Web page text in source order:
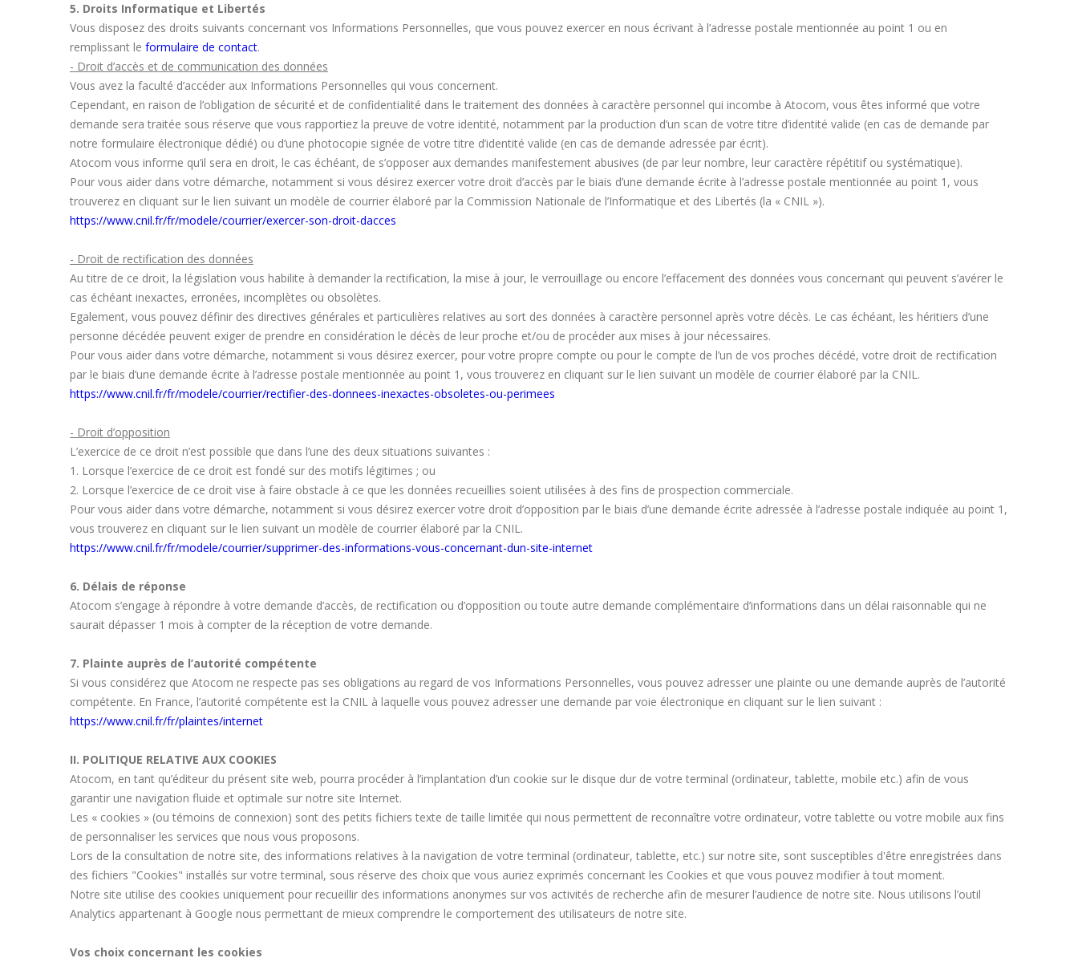
5. Droits Informatique et Libertés
Vous disposez des droits suivants concernant vos Informations Personnelles, que vous pouvez exercer en nous écrivant à l’adresse postale mentionnée au point 1 ou en
remplissant le formulaire de contact.
- Droit d’accès et de communication des données
Vous avez la faculté d’accéder aux Informations Personnelles qui vous concernent.
Cependant, en raison de l’obligation de sécurité et de confidentialité dans le traitement des données à caractère personnel qui incombe à Atocom, vous êtes informé que votre
demande sera traitée sous réserve que vous rapportiez la preuve de votre identité, notamment par la production d’un scan de votre titre d’identité valide (en cas de demande par
notre formulaire électronique dédié) ou d’une photocopie signée de votre titre d’identité valide (en cas de demande adressée par écrit).
Atocom vous informe qu’il sera en droit, le cas échéant, de s’opposer aux demandes manifestement abusives (de par leur nombre, leur caractère répétitif ou systématique).
Pour vous aider dans votre démarche, notamment si vous désirez exercer votre droit d’accès par le biais d’une demande écrite à l’adresse postale mentionnée au point 1, vous
trouverez en cliquant sur le lien suivant un modèle de courrier élaboré par la Commission Nationale de l’Informatique et des Libertés (la « CNIL »).
https://www.cnil.fr/fr/modele/courrier/exercer-son-droit-dacces
- Droit de rectification des données
Au titre de ce droit, la législation vous habilite à demander la rectification, la mise à jour, le verrouillage ou encore l’effacement des données vous concernant qui peuvent s’avérer le
cas échéant inexactes, erronées, incomplètes ou obsolètes.
Egalement, vous pouvez définir des directives générales et particulières relatives au sort des données à caractère personnel après votre décès. Le cas échéant, les héritiers d’une
personne décédée peuvent exiger de prendre en considération le décès de leur proche et/ou de procéder aux mises à jour nécessaires.
Pour vous aider dans votre démarche, notamment si vous désirez exercer, pour votre propre compte ou pour le compte de l’un de vos proches décédé, votre droit de rectification
par le biais d’une demande écrite à l’adresse postale mentionnée au point 1, vous trouverez en cliquant sur le lien suivant un modèle de courrier élaboré par la CNIL.
https://www.cnil.fr/fr/modele/courrier/rectifier-des-donnees-inexactes-obsoletes-ou-perimees
- Droit d’opposition
L’exercice de ce droit n’est possible que dans l’une des deux situations suivantes :
1. Lorsque l’exercice de ce droit est fondé sur des motifs légitimes ; ou
2. Lorsque l’exercice de ce droit vise à faire obstacle à ce que les données recueillies soient utilisées à des fins de prospection commerciale.
Pour vous aider dans votre démarche, notamment si vous désirez exercer votre droit d’opposition par le biais d’une demande écrite adressée à l’adresse postale indiquée au point 1,
vous trouverez en cliquant sur le lien suivant un modèle de courrier élaboré par la CNIL.
https://www.cnil.fr/fr/modele/courrier/supprimer-des-informations-vous-concernant-dun-site-internet
6. Délais de réponse
Atocom s’engage à répondre à votre demande d’accès, de rectification ou d’opposition ou toute autre demande complémentaire d’informations dans un délai raisonnable qui ne
saurait dépasser 1 mois à compter de la réception de votre demande.
7. Plainte auprès de l’autorité compétente
Si vous considérez que Atocom ne respecte pas ses obligations au regard de vos Informations Personnelles, vous pouvez adresser une plainte ou une demande auprès de l’autorité
compétente. En France, l’autorité compétente est la CNIL à laquelle vous pouvez adresser une demande par voie électronique en cliquant sur le lien suivant :
https://www.cnil.fr/fr/plaintes/internet
II. POLITIQUE RELATIVE AUX COOKIES
Atocom, en tant qu’éditeur du présent site web, pourra procéder à l’implantation d’un cookie sur le disque dur de votre terminal (ordinateur, tablette, mobile etc.) afin de vous
garantir une navigation fluide et optimale sur notre site Internet.
Les « cookies » (ou témoins de connexion) sont des petits fichiers texte de taille limitée qui nous permettent de reconnaître votre ordinateur, votre tablette ou votre mobile aux fins
de personnaliser les services que nous vous proposons.
Lors de la consultation de notre site, des informations relatives à la navigation de votre terminal (ordinateur, tablette, etc.) sur notre site, sont susceptibles d'être enregistrées dans
des fichiers "Cookies" installés sur votre terminal, sous réserve des choix que vous auriez exprimés concernant les Cookies et que vous pouvez modifier à tout moment.
Notre site utilise des cookies uniquement pour recueillir des informations anonymes sur vos activités de recherche afin de mesurer l’audience de notre site. Nous utilisons l’outil
Analytics appartenant à Google nous permettant de mieux comprendre le comportement des utilisateurs de notre site.
Vos choix concernant les cookies